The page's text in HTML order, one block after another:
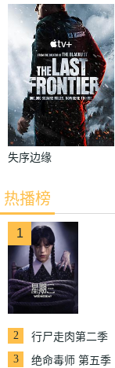
失序边缘
热播榜
1
2
行尸走肉第二季
3
绝命毒师 第五季